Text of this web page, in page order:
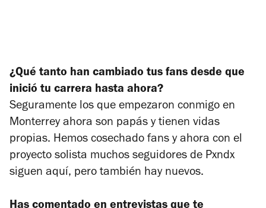
¿Qué tanto han cambiado tus fans desde que
inició tu carrera hasta ahora?
Seguramente los que empezaron conmigo en
Monterrey ahora son papás y tienen vidas
propias. Hemos cosechado fans y ahora con el
proyecto solista muchos seguidores de Pxndx
siguen aquí, pero también hay nuevos.